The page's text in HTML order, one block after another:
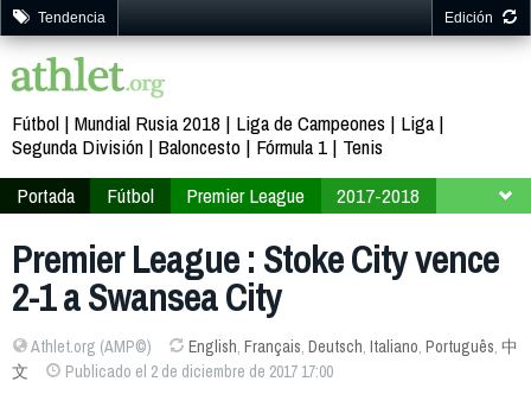
Tendencia Edición
Fútbol Mundial Rusia 2018 Liga de Campeones
Liga
Segunda División Baloncesto Fórmula 1
Tenis
Portada
Fútbol Premier League
2017-2018
Premier League : Stoke City vence
2-1 a Swansea City
Athlet.org (AMP©) English, Français, Deutsch, Italiano, Português, 中
文
Publicado el 2 de diciembre de 2017 17:00